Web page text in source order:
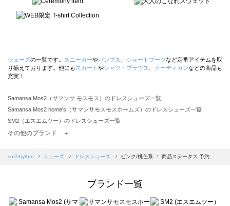
シューズの一覧です。 スニーカーやパンプス ショートブーツなど定番アイテムを取
り揃えております。他にも スカート やシャツ・ブラウス カーディガンなどの商品も
充実！
Samansa Mos2（サマンサ モスモス）のドレスシューズ一覧
Samansa Mos2 home's（サマンサモスモスホームズ）のドレスシューズ一覧
SM2（エスエムツー）のドレスシューズ一覧
Samansa Mos2 blue（サマンサモスモス ブルー）のドレスシューズ一覧
sō4ū（ソウフォーユー）のドレスシューズ一覧
Te chichi（テチチ）のドレスシューズ一覧
その他のブランド ＋
sm2rhythm シューズ ドレスシューズ ピンク/桃色系 商品ステータス:予約
ブランド一覧